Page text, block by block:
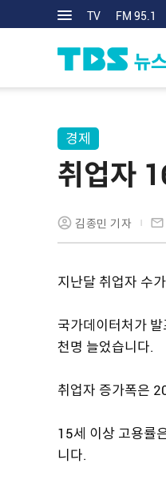
TV FM 95.1
경제
취업자
김종민 기자
지난달 취업자 수
국가데이터처가
천명 늘었습니다.
취업자 증가폭은
15세 이상 고용률
니다.